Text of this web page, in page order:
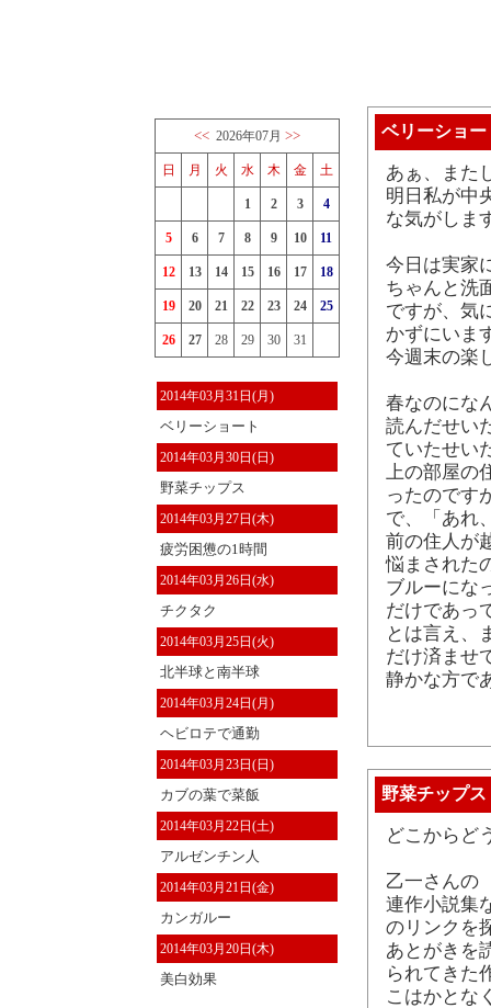
<< 2026年07月 >>
日 月 火 水 木 金 土
1 2 3 4
5 6 7 8 9 10 11
12 13 14 15 16 17 18
19 20 21 22 23 24 25
26 27 28 29 30 31
2014年03月31日(月)
ベリーショート
2014年03月30日(日)
野菜チップス
2014年03月27日(木)
疲労困憊の1時間
2014年03月26日(水)
チクタク
2014年03月25日(火)
北半球と南半球
2014年03月24日(月)
ヘビロテで通勤
2014年03月23日(日)
カブの葉で菜飯
2014年03月22日(土)
アルゼンチン人
2014年03月21日(金)
カンガルー
2014年03月20日(木)
美白効果
ベリーショー
あぁ、また
明日私が中
な気がしま
今日は実家
ちゃんと洗
ですが、気
かずにいま
今週末の楽
春なのにな
読んだせい
ていたせい
上の部屋の
ったのです
で、「あれ
前の住人が
悩まされた
ブルーにな
だけであっ
とは言え、
だけ済ませ
静かな方で
野菜チップス
どこからど
乙一さんの
連作小説集
のリンクを
あとがきを
られてきた
こはかとな